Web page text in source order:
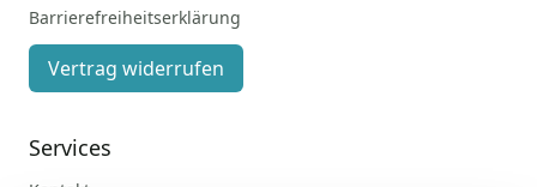
Barrierefreiheitserklärung
Vertrag widerrufen
Services